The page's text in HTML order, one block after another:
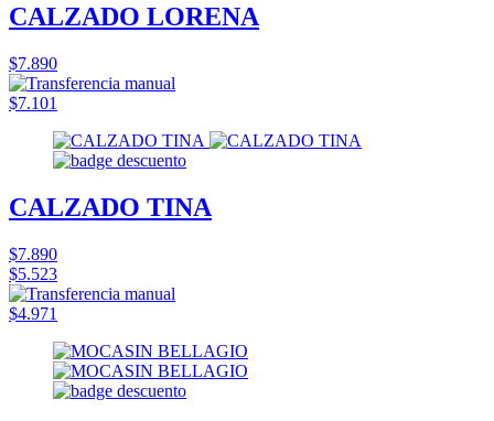
CALZADO LORENA
$7.890
$7.101
CALZADO TINA
$7.890
$5.523
$4.971